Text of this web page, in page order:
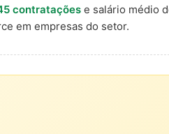
contratações e salário médio
em empresas do setor.